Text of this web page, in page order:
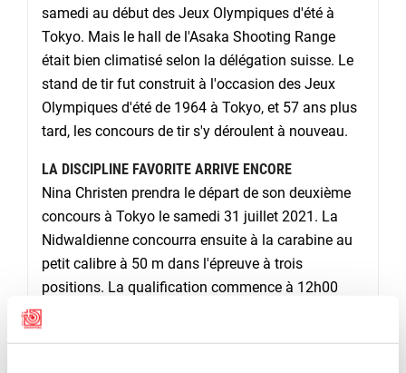
samedi au début des Jeux Olympiques d'été à
Tokyo. Mais le hall de l'Asaka Shooting Range
était bien climatisé selon la délégation suisse. Le
stand de tir fut construit à l'occasion des Jeux
Olympiques d'été de 1964 à Tokyo, et 57 ans plus
tard, les concours de tir s'y déroulent à nouveau.
LA DISCIPLINE FAVORITE ARRIVE ENCORE
Nina Christen prendra le départ de son deuxième
concours à Tokyo le samedi 31 juillet 2021. La
Nidwaldienne concourra ensuite à la carabine au
petit calibre à 50 m dans l'épreuve à trois
positions. La qualification commence à 12h00